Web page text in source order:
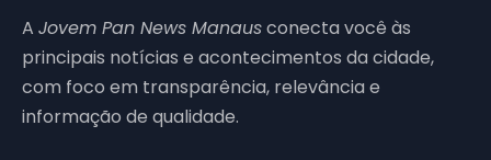
A Jovem Pan News Manausconecta você às
principais notícias e acontecimentos da cidade,
com foco em transparência, relevância e
informação de qualidade.